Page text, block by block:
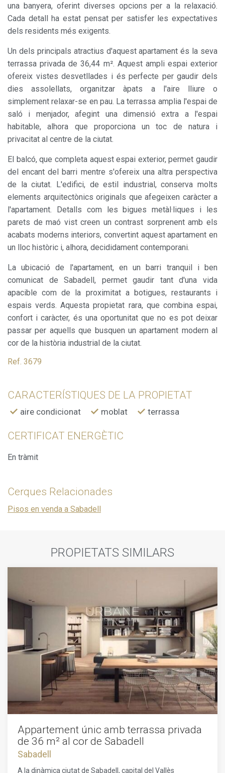
una banyera, oferint diverses opcions per a la relaxació.
Cada detall ha estat pensat per satisfer les expectatives
dels residents més exigents.
Un dels principals atractius d'aquest apartament és la seva
terrassa privada de 36,44 m². Aquest ampli espai exterior
ofereix vistes desvetllades i és perfecte per gaudir dels
dies assolellats, organitzar àpats a l'aire lliure o
simplement relaxar-se en pau. La terrassa amplia l'espai de
saló i menjador, afegint una dimensió extra a l'espai
habitable, alhora que proporciona un toc de natura i
privacitat al centre de la ciutat.
El balcó, que completa aquest espai exterior, permet gaudir
del encant del barri mentre s'ofereix una altra perspectiva
de la ciutat. L'edifici, de estil industrial, conserva molts
elements arquitectònics originals que afegeixen caràcter a
l'apartament. Detalls com les bigues metàl·liques i les
parets de maó vist creen un contrast sorprenent amb els
acabats moderns interiors, convertint aquest apartament en
un lloc històric i, alhora, decididament contemporani.
La ubicació de l'apartament, en un barri tranquil i ben
comunicat de Sabadell, permet gaudir tant d'una vida
apacible com de la proximitat a botigues, restaurants i
espais verds. Aquesta propietat rara, que combina espai,
confort i caràcter, és una oportunitat que no es pot deixar
passar per aquells que busquen un apartament modern al
cor de la història industrial de la ciutat.
Ref. 3679
CARACTERÍSTIQUES DE LA PROPIETAT
aire condicionat moblat terrassa
CERTIFICAT ENERGÈTIC
En tràmit
Cerques Relacionades
Pisos en venda a Sabadell
PROPIETATS SIMILARS
Appartement únic amb terrassa privada
de 36 m² al cor de Sabadell
Sabadell
A la dinàmica ciutat de Sabadell, capital del Vallès
Permeten fer el seguiment i l'anàlisi del comportament
dels usuaris d'aquest lloc web. La informació recollida
mitjançant aquest tipus de cookies s'utilitza en el
mesurament de l'activitat del web per a l'elaboració de
funció de l'anàlisi de les dades d'ús que fan els usuaris del
servei. Permeten desar la informació de preferència de
l'usuari per millorar la qualitat dels nostres serveis i oferir
una millor experiència a través de productes recomanats.
Marketing i publicitat
Aquestes cookies són utilitzades per emmagatzemar
informació sobre les preferències i les eleccions personals
de l'usuari a través de l'observació continuada dels seus
hàbits de navegació. Gràcies a elles, podem conèixer els
relacionada amb el perfil de navegació de l'usuari.